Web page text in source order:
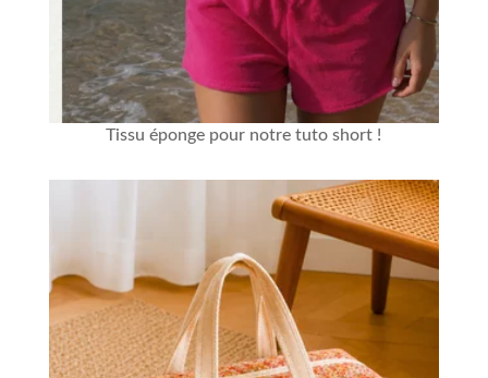
Tissu éponge pour notretuto short !